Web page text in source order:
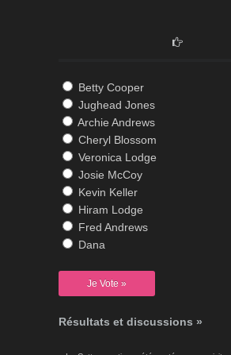
Betty Cooper
Jughead Jones
Archie Andrews
Cheryl Blossom
Veronica Lodge
Josie McCoy
Kevin Keller
Hiram Lodge
Fred Andrews
Dana
Résultats et discussions »